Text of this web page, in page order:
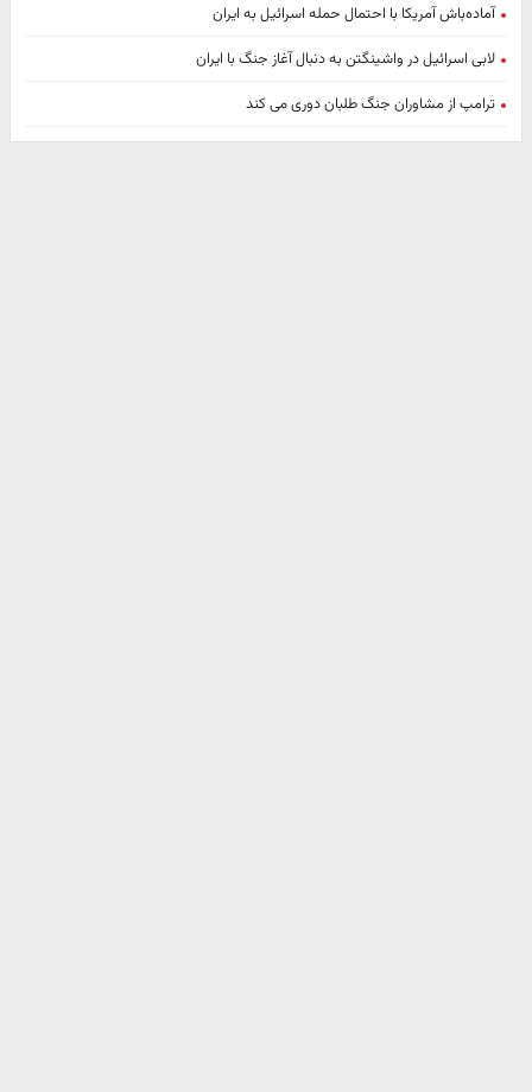
آماده‌باش آمریکا با احتمال حمله اسرائیل به ایران
لابی اسرائیل در واشینگتن به دنبال آغاز جنگ با ایران
ترامپ از مشاوران جنگ طلبان دوری می کند